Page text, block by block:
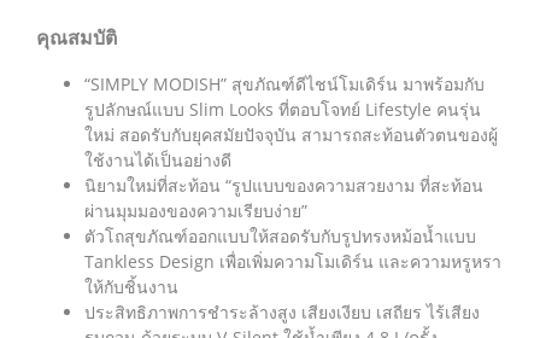
คุณสมบัติ
“SIMPLY MODISH” สุขภัณฑ์ดีไชน์โมเดิร์น มาพร้อมกับ
รูปลักษณ์แบบ Slim Looks ที่ตอบโจทย์ Lifestyle คนรุ่น
ใหม่ สอดรับกับยุคสมัยปัจจุบัน สามารถสะท้อนตัวตนของผู้
ใช้งานได้เป็นอย่างดี
นิยามใหม่ที่สะท้อน “รูปแบบของความสวยงาม ที่สะท้อน
ผ่านมุมมองของความเรียบง่าย”
ตัวโถสุขภัณฑ์ออกแบบให้สอดรับกับรูปทรงหม้อน้ำแบบ
Tankless Design เพื่อเพิ่มความโมเดิร์น และความหรูหรา
ให้กับชิ้นงาน
ประสิทธิภาพการชำระล้างสูง เสียงเงียบ เสถียร ไร้เสียง